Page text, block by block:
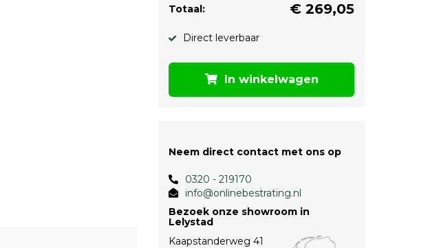
Totaal: € 269,05
Direct leverbaar
In winkelwagen
Neem direct contact met ons op
0320 - 219170
info@onlinebestrating.nl
Bezoek onze showroom in
Lelystad
Kaapstanderweg 41